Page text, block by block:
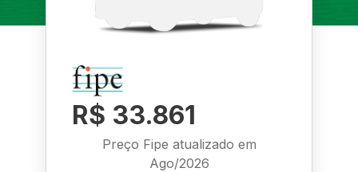
R$ 33.861
Preço Fipe atualizado em
Ago/2026